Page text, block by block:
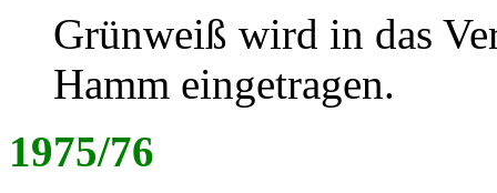
Grünweiß wird in das
Hamm eingetragen.
1975/76